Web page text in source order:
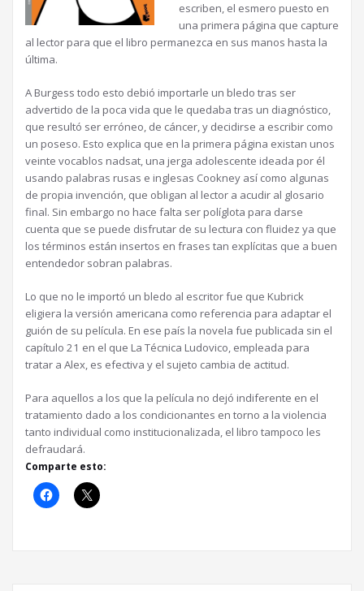
escriben, el esmero puesto en
una primera página que capture
al lector para que el libro permanezca en sus manos hasta la
última.
A Burgess todo esto debió importarle un bledo tras ser
advertido de la poca vida que le quedaba tras un diagnóstico,
que resultó ser erróneo, de cáncer, y decidirse a escribir como
un poseso. Esto explica que en la primera página existan unos
veinte vocablos nadsat, una jerga adolescente ideada por él
usando palabras rusas e inglesas Cookney así como algunas
de propia invención, que obligan al lector a acudir al glosario
final. Sin embargo no hace falta ser políglota para darse
cuenta que se puede disfrutar de su lectura con fluidez ya que
los términos están insertos en frases tan explícitas que a buen
entendedor sobran palabras.
Lo que no le importó un bledo al escritor fue que Kubrick
eligiera la versión americana como referencia para adaptar el
guión de su película. En ese país la novela fue publicada sin el
capítulo 21 en el que La Técnica Ludovico, empleada para
tratar a Alex, es efectiva y el sujeto cambia de actitud.
Para aquellos a los que la película no dejó indiferente en el
tratamiento dado a los condicionantes en torno a la violencia
tanto individual como institucionalizada, el libro tampoco les
defraudará.
Comparte esto: